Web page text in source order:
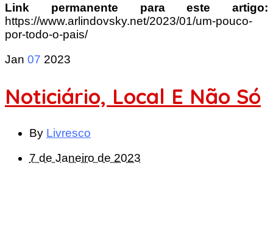
Link permanente para este artigo:
https://www.arlindovsky.net/2023/01/um-pouco-
por-todo-o-pais/
Jan 07 2023
Noticiário, Local E Não Só
By Livresco
7 de Janeiro de 2023